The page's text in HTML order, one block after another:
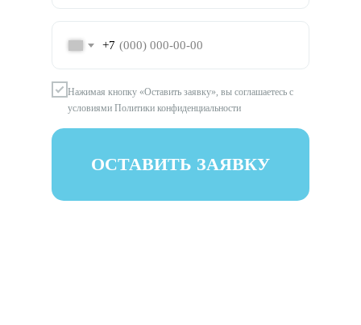
+7
Нажимая кнопку «Оставить заявку», вы соглашаетесь с
условиями Политики конфиденциальности
ОСТАВИТЬ ЗАЯВКУ